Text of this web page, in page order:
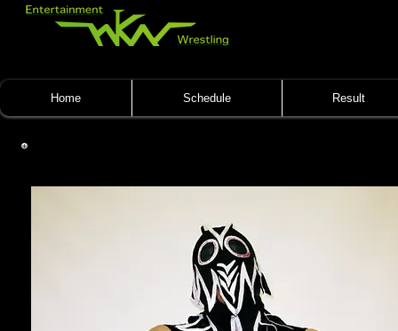
Home Schedule Result